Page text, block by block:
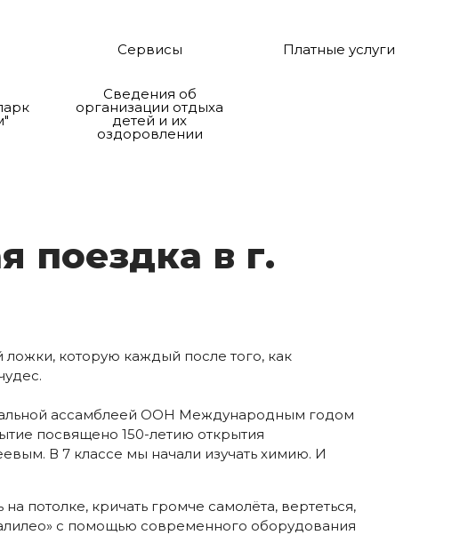
Сервисы Платные услуги
Сведения об
организации отдыха
детей и их
оздоровлении
по­ез­дка в г.
которую каждый после того, как
ассамблеей ООН Международным годом
посвящено 150-летию открытия
В 7 классе мы начали изучать химию. И
потолке, кричать громче самолёта, вертеться,
с помощью современного оборудования